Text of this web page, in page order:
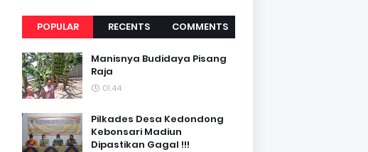
POPULAR RECENTS COMMENTS
Manisnya Budidaya Pisang
Raja
01.44
Pilkades Desa Kedondong
Kebonsari Madiun
Dipastikan Gagal !!!